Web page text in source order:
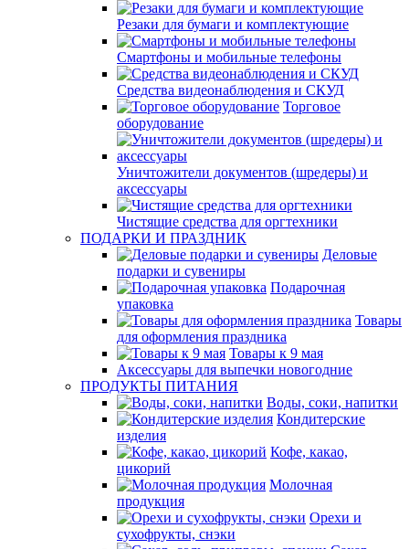
Резаки для бумаги и комплектующие
Смартфоны и мобильные телефоны
Средства видеонаблюдения и СКУД
Торговое
оборудование
Уничтожители документов (шредеры) и
аксессуары
Чистящие средства для оргтехники
ПОДАРКИ И ПРАЗДНИК
Деловые
подарки и сувениры
Подарочная
упаковка
Товары
для оформления праздника
Товары к 9 мая
Аксессуары для выпечки новогодние
ПРОДУКТЫ ПИТАНИЯ
Воды, соки, напитки
Кондитерские
изделия
Кофе, какао,
цикорий
Молочная
продукция
Орехи и
сухофрукты, снэки